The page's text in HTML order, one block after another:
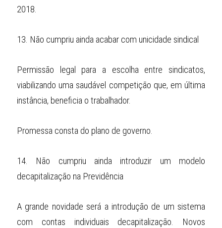
2018.
13. Não cumpriu ainda acabar com unicidade sindical
Permissão legal para a escolha entre sindicatos,
viabilizando uma saudável competição que, em última
instância, beneficia o trabalhador.
Promessa consta do plano de governo.
14.
Não cumpriu ainda introduzir um modelo
decapitalização na Previdência
A grande novidade será a introdução de um sistema
com contas individuais decapitalização. Novos